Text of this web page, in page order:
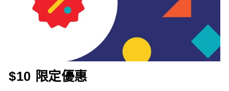
$10 限定優惠